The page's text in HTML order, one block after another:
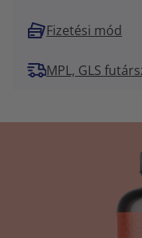
Fizetési mód
MPL, GLS